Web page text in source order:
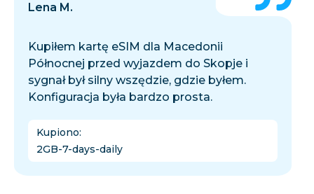
Lena M.
Kupiłem kartę eSIM dla Macedonii
Północnej przed wyjazdem do Skopje i
sygnał był silny wszędzie, gdzie byłem.
Konfiguracja była bardzo prosta.
Kupiono:
2GB-7-days-daily